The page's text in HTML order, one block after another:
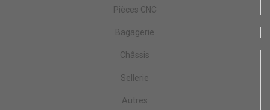
Pièces CNC
Bagagerie
Châssis
Sellerie
Autres